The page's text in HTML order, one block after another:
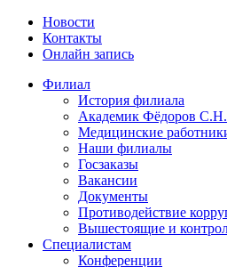
Новости
Контакты
Онлайн запись
Филиал
История филиала
Академик Фёдоров С.Н.
Медицинские
Наши филиалы
Госзаказы
Вакансии
Документы
Противодействие
Вышестоящие и
Специалистам
Конференции